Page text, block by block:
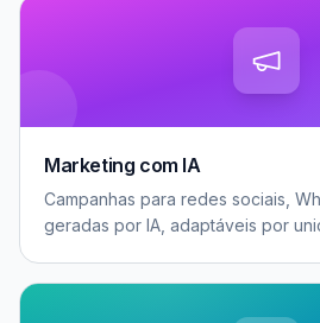
Marketing com IA
Campanhas para redes sociais,
geradas por IA, adaptáveis por